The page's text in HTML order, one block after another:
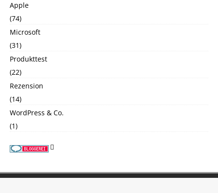
Apple
(74)
Microsoft
(31)
Produkttest
(22)
Rezension
(14)
WordPress & Co.
(1)